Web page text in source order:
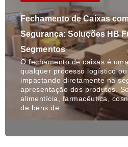
Fechamento de Caixas
Segurança: Soluções HB
Segmentos
O fechamento de caixas é
qualquer processo logístico
impactando diretamente na
apresentação dos produtos.
alimentícia, farmacêutica,
de bens de…